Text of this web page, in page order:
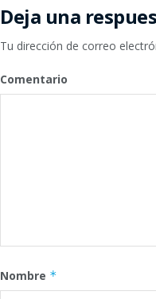
Deja una
Tu dirección de correo
Comentario
Nombre *